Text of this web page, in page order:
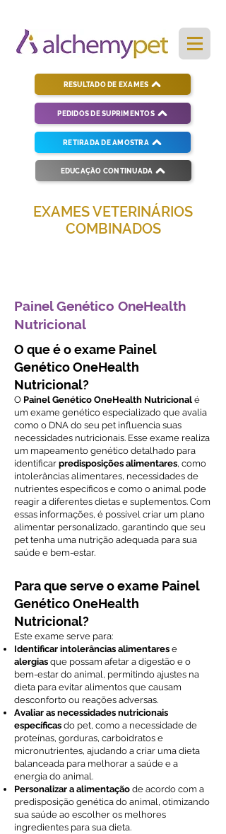
PEDIDOS DE SUPRIMENTOS
RESULTADO DE EXAMES
RETIRADA DE AMOSTRA
EDUCAÇÃO CONTINUADA
EXAMES VETERINÁRIOS
COMBINADOS
Painel Genético OneHealth
Nutricional
O que é o exame Painel
Genético OneHealth
Nutricional?
O Painel Genético OneHealth Nutricional é
um exame genético especializado que avalia
como o DNA do seu pet influencia suas
necessidades nutricionais. Esse exame realiza
um mapeamento genético detalhado para
identificar predisposições alimentares, como
intolerâncias alimentares, necessidades de
nutrientes específicos e como o animal pode
reagir a diferentes dietas e suplementos. Com
essas informações, é possível criar um plano
alimentar personalizado, garantindo que seu
pet tenha uma nutrição adequada para sua
saúde e bem-estar.
Para que serve o exame Painel
Genético OneHealth
Nutricional?
Este exame serve para:
Identificar intolerâncias alimentares e
alergias que possam afetar a digestão e o
bem-estar do animal, permitindo ajustes na
dieta para evitar alimentos que causam
desconforto ou reações adversas.
Avaliar as necessidades nutricionais
específicas do pet, como a necessidade de
proteínas, gorduras, carboidratos e
micronutrientes, ajudando a criar uma dieta
balanceada para melhorar a saúde e a
energia do animal.
Personalizar a alimentação de acordo com a
predisposição genética do animal, otimizando
sua saúde ao escolher os melhores
ingredientes para sua dieta.